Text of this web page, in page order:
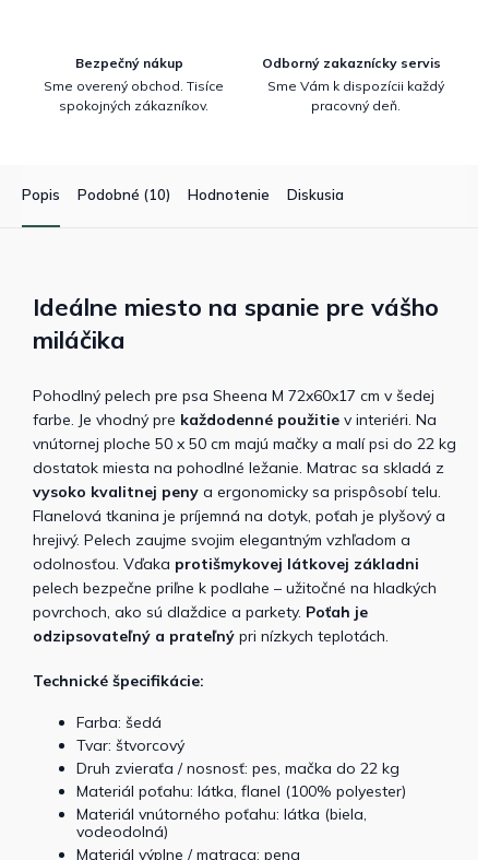
Bezpečný nákup
Sme overený obchod. Tisíce
spokojných zákazníkov.
Odborný zakaznícky servis
Sme Vám k dispozícii každý
pracovný deň.
Popis Podobné (10) Hodnotenie Diskusia
Ideálne miesto na spanie pre vášho
miláčika
Pohodlný pelech pre psa Sheena M 72x60x17 cm v šedej
farbe. Je vhodný pre každodenné použitie v interiéri. Na
vnútornej ploche 50 x 50 cm majú mačky a malí psi do 22 kg
dostatok miesta na pohodlné ležanie. Matrac sa skladá z
vysoko kvalitnej peny a ergonomicky sa prispôsobí telu.
Flanelová tkanina je príjemná na dotyk, poťah je plyšový a
hrejivý. Pelech zaujme svojim elegantným vzhľadom a
odolnosťou. Vďaka protišmykovej látkovej základni
pelech bezpečne priľne k podlahe – užitočné na hladkých
povrchoch, ako sú dlaždice a parkety. Poťah je
odzipsovateľný a prateľný pri nízkych teplotách.
Technické špecifikácie:
Farba: šedá
Tvar: štvorcový
Druh zvieraťa / nosnosť: pes, mačka do 22 kg
Materiál poťahu: látka, flanel (100% polyester)
Materiál vnútorného poťahu: látka (biela,
vodeodolná)
Materiál výplne / matraca: pena